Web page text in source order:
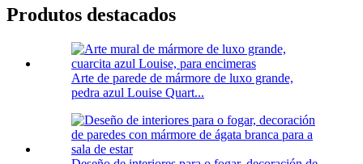
Produtos destacados
Arte de parede de mármore de luxo grande,
pedra azul Louise Quart...